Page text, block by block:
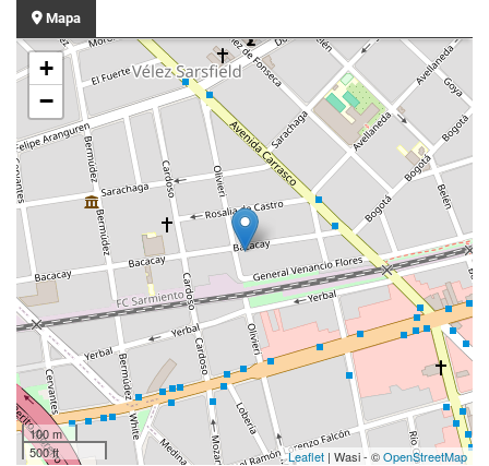
Mapa
+
−
100 m
500 ft
Leaflet | Wasi - ©OpenStreetMap